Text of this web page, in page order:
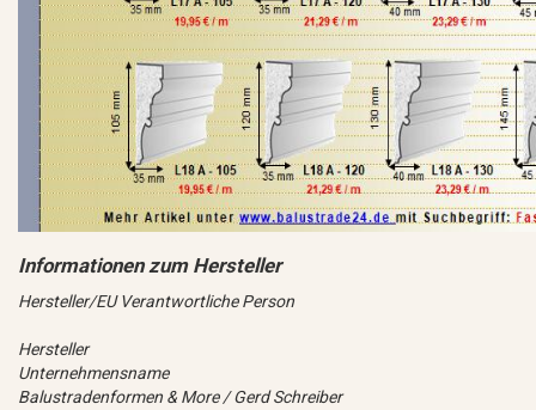
Hersteller/EU Verantwortliche Person
Hersteller
Unternehmensname
Balustradenformen & More / Gerd Schreiber